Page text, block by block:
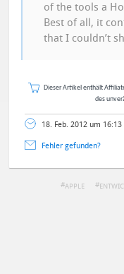
of the tools a
Best of all, it
that I couldn’t
Dieser Artikel enthält
des
18. Feb. 2012 um
Fehler gefunden?
APPLE